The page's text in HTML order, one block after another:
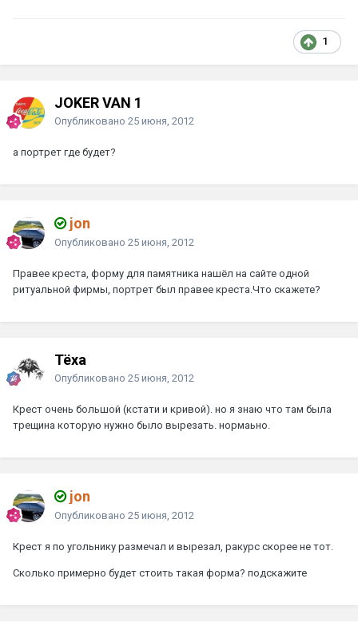
1
JOKER VAN 1
Опубликовано 25 июня, 2012
а портрет где будет?
jon
Опубликовано 25 июня, 2012
Правее креста, форму для памятника нашёл на сайте одной
ритуальной фирмы, портрет был правее креста.Что скажете?
Тёха
Опубликовано 25 июня, 2012
Крест очень большой (кстати и кривой). но я знаю что там была
трещина которую нужно было вырезать. нормаьно.
jon
Опубликовано 25 июня, 2012
Крест я по угольнику размечал и вырезал, ракурс скорее не тот.
Сколько примерно будет стоить такая форма? подскажите